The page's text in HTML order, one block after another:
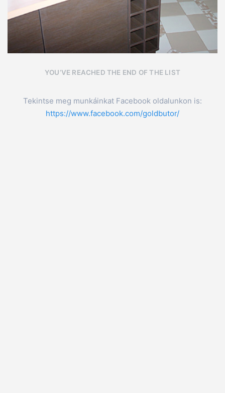
YOU’VE REACHED THE END OF THE LIST
Tekintse meg munkáinkat Facebook oldalunkon is:
https://www.facebook.com/goldbutor/